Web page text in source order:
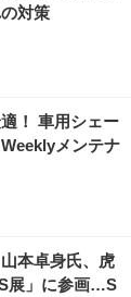
対策
！ 車用シェー
メンテナ
本卓身氏、虎
展」に参画…S